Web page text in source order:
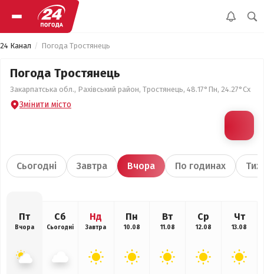
24 Канал Погода Тростянець
Погода Тростянець
Закарпатська обл., Рахівський район, Тростянець, 48.17°Пн, 24.27°Сх
Змінити місто
Сьогодні Завтра Вчора По годинах
Пт
Вчора
Сб
Сьогодні
Нд
Завтра
Пн
10.08
Вт
11.08
Ср
12.08
Чт
13.08